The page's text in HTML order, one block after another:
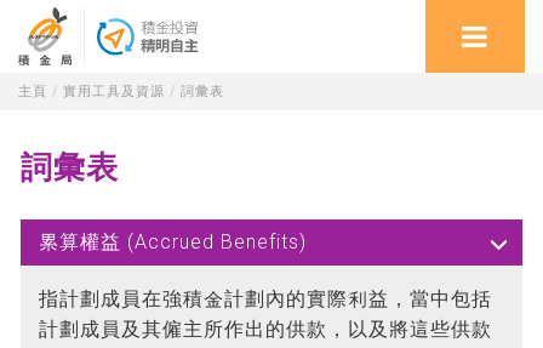
主頁 / 實用工具及資源 / 詞彙表
詞彙表
累算權益 (Accrued Benefits)
指計劃成員在強積金計劃內的實際利益，當中包括
計劃成員及其僱主所作出的供款，以及將這些供款